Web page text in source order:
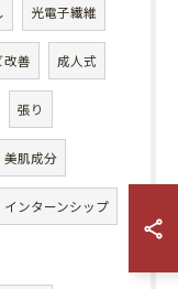
光電子繊維
改善 成人式
張り
美肌成分
インターンシップ